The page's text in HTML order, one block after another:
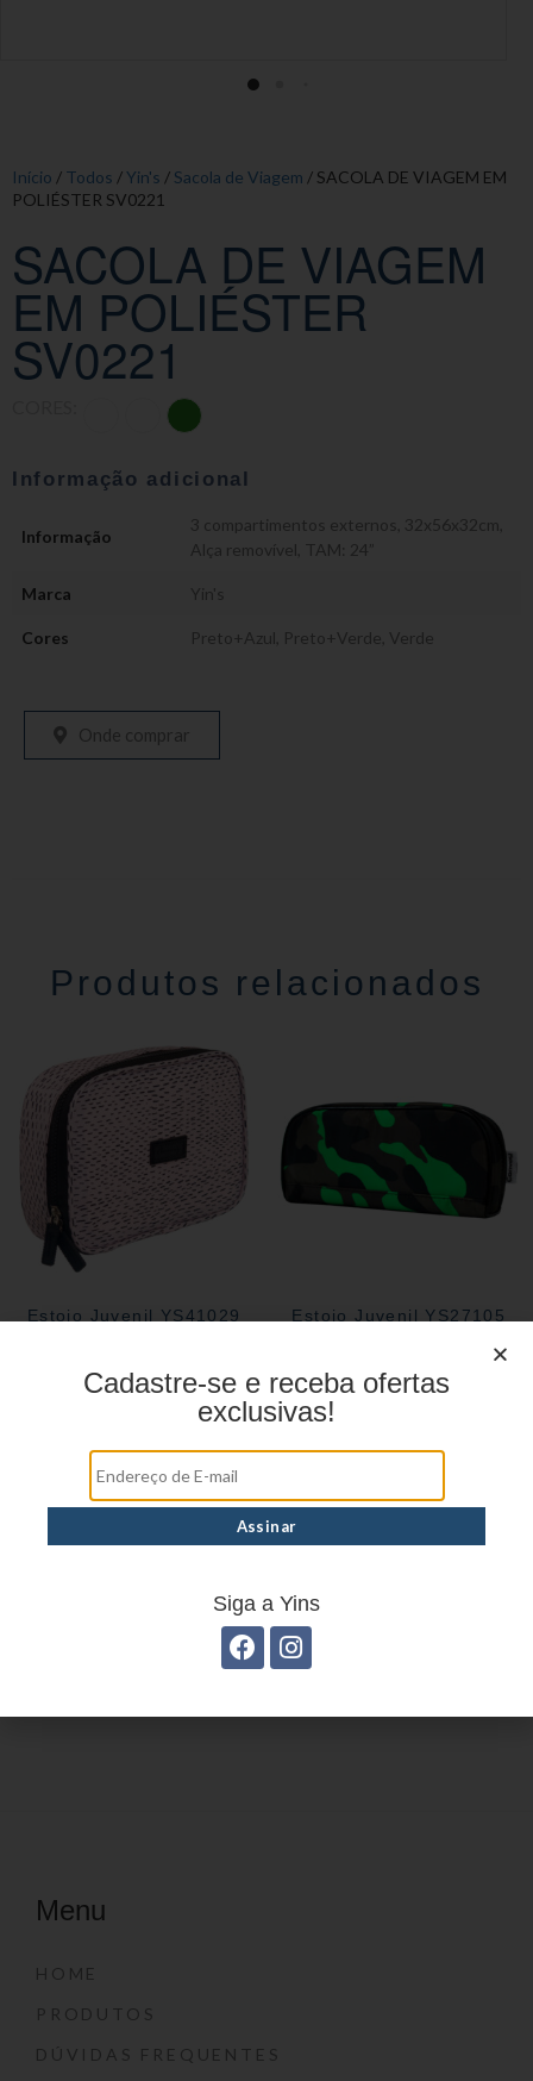
Início / Todos /Yin's / Sacola de Viagem / SACOLA DE VIAGEM EM
POLIÉSTER SV0221
SACOLA DE VIAGEM
EM POLIÉSTER
SV0221
Informação adicional
Informação
3 compartimentos externos 32x56x32cm
Alça removível TAM: 24”
Marca Yin's
Cores Preto+Azul Preto+Verde Verde
Onde comprar
Produtos relacionados
Estojo Juvenil YS41029 Estojo Juvenil YS27105
Estojo Juvenil YS27112 Estojo Juvenil YS41030
Menu
HOME
PRODUTOS
DÚVIDAS FREQUENTES
Cadastre-se e receba ofertas
exclusivas!
Siga a Yins